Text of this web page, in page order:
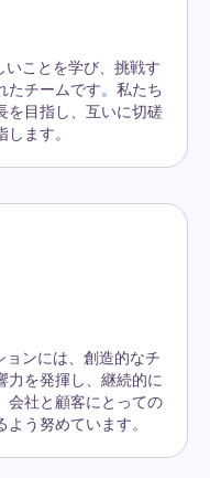
ことを学び、挑戦す
たチームです。私たち
を目指し、互いに切磋
ます。
ンには、創造的なチ
力を発揮し、継続的に
会社と顧客にとっての
う努めています。